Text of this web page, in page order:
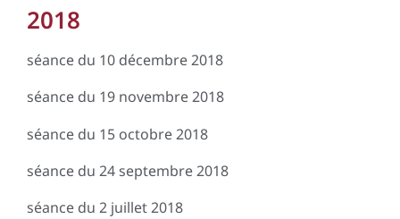
2018
séance du 10 décembre 2018
séance du 19 novembre 2018
séance du 15 octobre 2018
séance du 24 septembre 2018
séance du 2 juillet 2018